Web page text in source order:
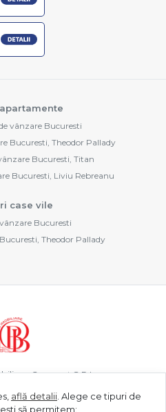
vânzare Bucuresti
Bucuresti, Theodor Pallady
Bucuresti, Titan
Bucuresti, Liviu Rebreanu
case vile
Bucuresti
Theodor Pallady
Concept S.R.L.
află detalii Alege ce tipuri de
să permitem: